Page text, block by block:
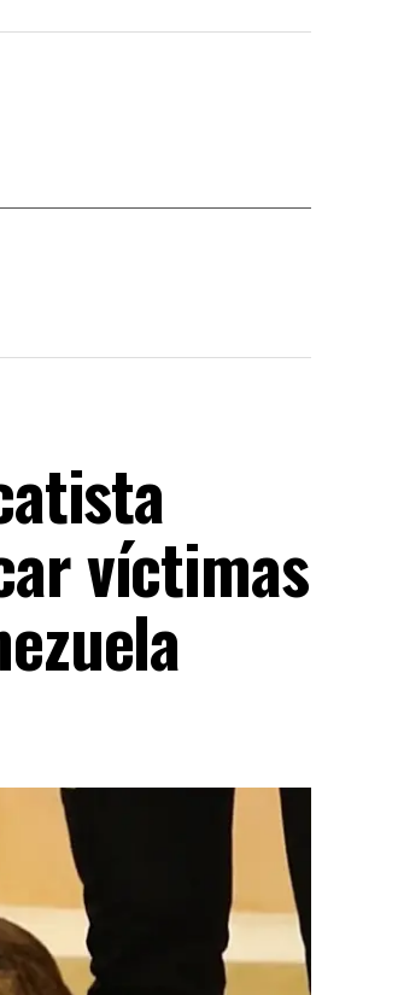
víctimas